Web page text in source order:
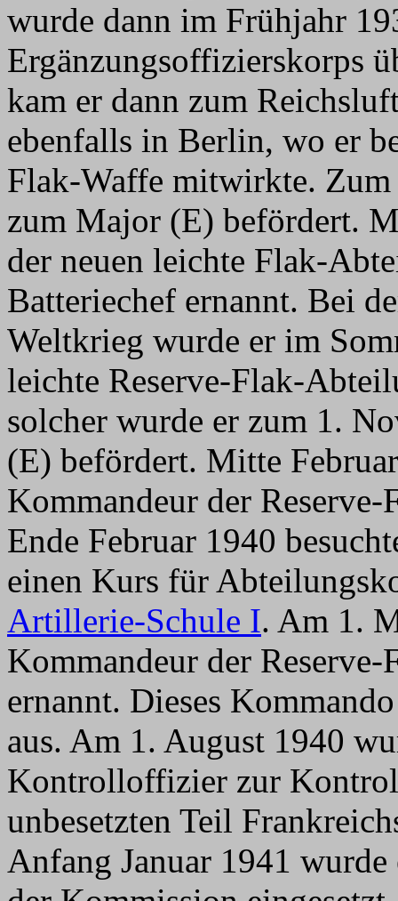
wurde dann im Frühjahr
Ergänzungsoffizierskorps
kam er dann zum
ebenfalls in Berlin, wo er
Flak-Waffe mitwirkte.
zum Major (E) befördert.
der neuen leichte Flak-
Batteriechef ernannt. Bei
Weltkrieg wurde er im
leichte Reserve-Flak-
solcher wurde er zum 1.
(E) befördert. Mitte
Kommandeur der
Ende Februar 1940
einen Kurs für
Artillerie-Schule I. Am 1.
Kommandeur der
ernannt. Dieses
aus. Am 1. August 1940
Kontrolloffizier zur
unbesetzten Teil
Anfang Januar 1941 wurde